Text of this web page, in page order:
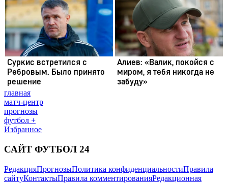
главная
матч-центр
прогнозы
футбол +
Избранное
САЙТ ФУТБОЛ 24
РедакцияПрогнозыПолитика конфиденциальностиПравила
сайтуКонтактыПравила комментированияРедакционная